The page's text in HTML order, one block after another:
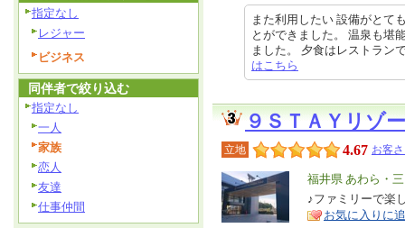
また利用したい 設備がとて
とができました。 温泉も堪
ました。 夕食はレストラ
はこちら
９ＳＴＡＹリゾ
立地 4.67 お客
エ
リ
ア
福井県 あわら・
特
徴
♪ファミリーで楽
お気に入りに
指定なし
レジャー
ビジネス
同伴者で絞り込む
指定なし
一人
家族
恋人
友達
仕事仲間